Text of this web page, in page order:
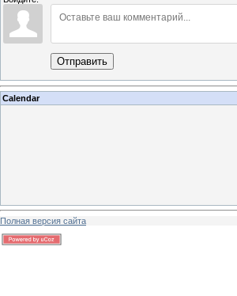
Отправить
Calendar
Полная версия сайта